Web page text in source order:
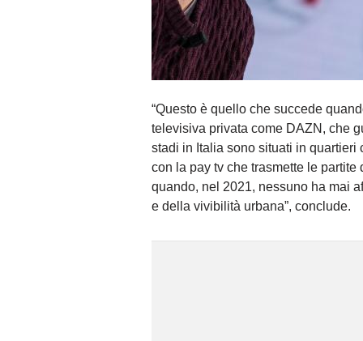
“Questo è quello che succede
televisiva privata come DAZN, che
stadi in Italia sono situati in
con la pay tv che trasmette le
quando, nel 2021, nessuno ha mai
e della vivibilità urbana”, conclude.